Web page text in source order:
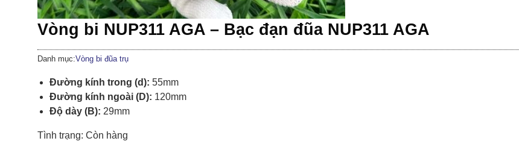
Vòng bi NUP311 AGA – Bạc đạn đũa NUP311 AGA
Danh mục:Vòng bi đũa trụ
Đường kính trong (d): 55mm
Đường kính ngoài (D): 120mm
Độ dày (B): 29mm
Tình trạng: Còn hàng